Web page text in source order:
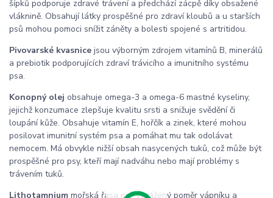
šípků podporuje zdravé trávení a předchází zácpě díky obsažené
vláknině. Obsahují látky prospěšné pro zdraví kloubů a u starších
psů mohou pomoci snížit záněty a bolesti spojené s artritidou.
Pivovarské kvasnice jsou výborným zdrojem vitamínů B, minerálů
a prebiotik podporujících zdraví trávicího a imunitního systému
psa.
Konopný olej obsahuje omega-3 a omega-6 mastné kyseliny,
jejichž konzumace zlepšuje kvalitu srsti a snižuje svědění či
loupání kůže. Obsahuje vitamín E, hořčík a zinek, které mohou
posilovat imunitní systém psa a pomáhat mu tak odolávat
nemocem. Má obvykle nižší obsah nasycených tuků, což může být
prospěšné pro psy, kteří mají nadváhu nebo mají problémy s
trávením tuků.
Lithotamnium mořská řasa pro vyvážený poměr vápníku a